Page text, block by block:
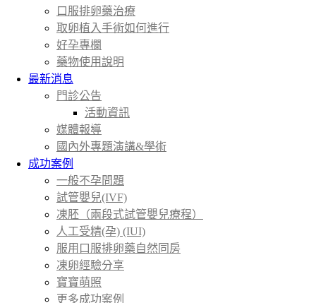
口服排卵藥治療
取卵植入手術如何進行
好孕專欄
藥物使用說明
最新消息
門診公告
活動資訊
媒體報導
國內外專題演講&學術
成功案例
一般不孕問題
試管嬰兒(IVF)
凍胚（兩段式試管嬰兒療程）
人工受精(孕) (IUI)
服用口服排卵藥自然同房
凍卵經驗分享
寶寶萌照
更多成功案例